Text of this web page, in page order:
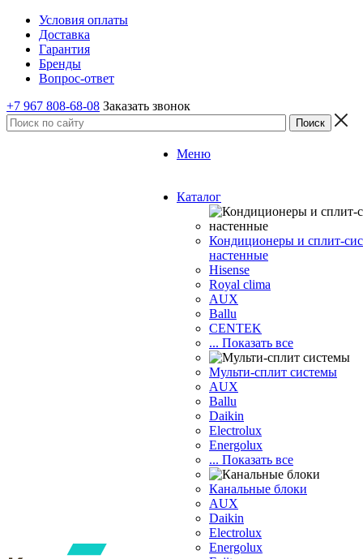
Условия оплаты
Доставка
Гарантия
Бренды
Вопрос-ответ
+7 967 808-68-08 Заказать звонок
Меню
Каталог
Кондиционеры и сплит-
настенные
Hisense
Royal clima
AUX
Ballu
CENTEK
... Показать все
Мульти-сплит системы
AUX
Ballu
Daikin
Electrolux
Energolux
... Показать все
Канальные блоки
AUX
Dаikin
Electrolux
Energolux